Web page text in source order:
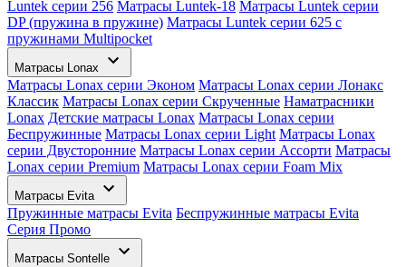
Luntek серии 256 Матрасы Luntek-18 Матрасы Luntek серии
DP (пружина в пружине) Матрасы Luntek серии 625 с
пружинами Multipocket
Матрасы Lonax
Матрасы Lonax серии Эконом Матрасы Lonax серии Лонакс
Классик Матрасы Lonax серии Скрученные Наматрасники
Lonax Детские матрасы Lonax Матрасы Lonax серии
Беспружинные Матрасы Lonax серии Light Матрасы Lonax
серии Двусторонние Матрасы Lonax серии Ассорти Матрасы
Lonax серии Premium Матрасы Lonax серии Foam Mix
Матрасы Evita
Пружинные матрасы Evita Беспружинные матрасы Evita
Серия Промо
Матрасы Sontelle